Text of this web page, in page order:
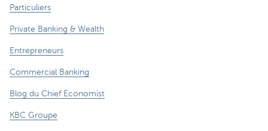
Particuliers
Private Banking & Wealth
Entrepreneurs
Commercial Banking
Blog du Chief Economist
KBC Groupe